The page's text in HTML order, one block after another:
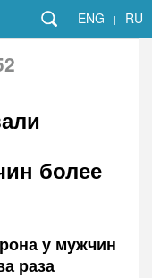
ENG | RU
более
у мужчин
раза